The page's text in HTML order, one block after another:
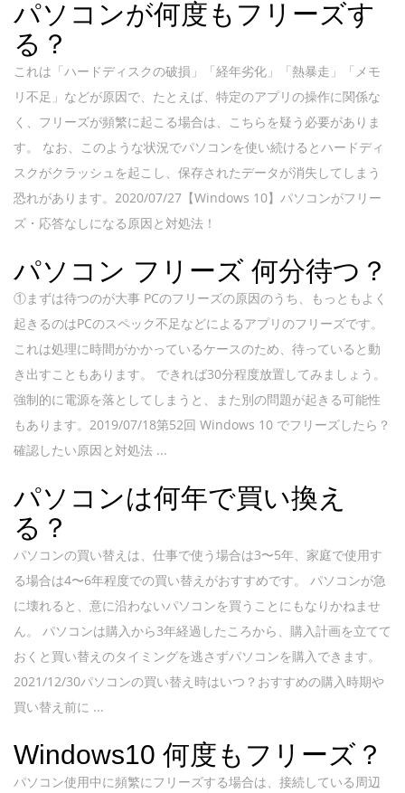
パソコンが何度もフリーズす
る？
これは「ハードディスクの破損」「経年劣化」「熱暴走」「メモ
リ不足」などが原因で、たとえば、特定のアプリの操作に関係な
く、フリーズが頻繁に起こる場合は、こちらを疑う必要がありま
す。 なお、このような状況でパソコンを使い続けるとハードディ
スクがクラッシュを起こし、保存されたデータが消失してしまう
恐れがあります。2020/07/27【Windows 10】パソコンがフリー
ズ・応答なしになる原因と対処法！
パソコン フリーズ 何分待つ？
①まずは待つのが大事 PCのフリーズの原因のうち、もっともよく
起きるのはPCのスペック不足などによるアプリのフリーズです。
これは処理に時間がかかっているケースのため、待っていると動
き出すこともあります。 できれば30分程度放置してみましょう。
強制的に電源を落としてしまうと、また別の問題が起きる可能性
もあります。2019/07/18第52回 Windows 10 でフリーズしたら？
確認したい原因と対処法 ...
パソコンは何年で買い換え
る？
パソコンの買い替えは、仕事で使う場合は3〜5年、家庭で使用す
る場合は4〜6年程度での買い替えがおすすめです。 パソコンが急
に壊れると、意に沿わないパソコンを買うことにもなりかねませ
ん。 パソコンは購入から3年経過したころから、購入計画を立てて
おくと買い替えのタイミングを逃さずパソコンを購入できます。
2021/12/30パソコンの買い替え時はいつ？おすすめの購入時期や
買い替え前に ...
Windows10 何度もフリーズ？
パソコン使用中に頻繁にフリーズする場合は、接続している周辺